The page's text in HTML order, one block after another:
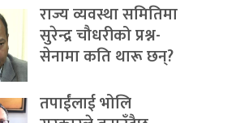
राज्य व्यवस्था समितिमा
सुरेन्द्र चौधरीको प्रश्न-
सेनामा कति थारू छन्?
तपाईंलाई भोलि